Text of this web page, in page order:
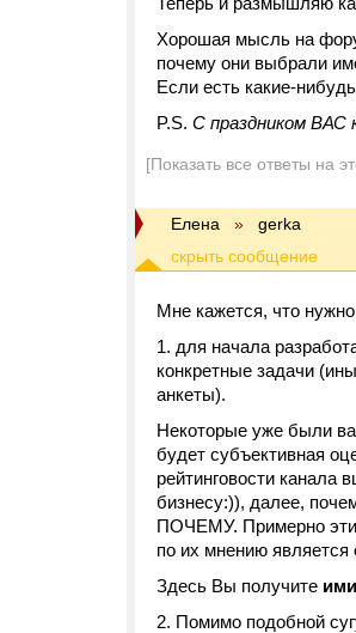
Хорошая мысль на
почему они выбрали
Если есть какие-
P.S. С праздником ВАС
[Показать все ответы на
Елена » gerka
Мне кажется, что
1. для начала
конкретные задачи
анкеты).
Некоторые уже были
будет субъективная
рейтинговости канала
бизнесу:)), далее,
ПОЧЕМУ. Примерно
по их мнению является
Здесь Вы получите
2. Помимо подобной